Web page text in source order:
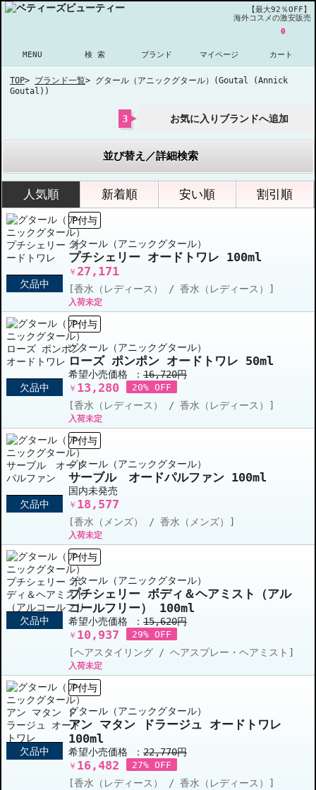
【最大92％OFF】
海外コスメの激安販売
MENU 検 索 ブランド マイページ
0
カート
TOP> ブランド一覧> グタール（アニックグタール）(Goutal (Annick
Goutal))
3 お気に入りブランドへ追加
並び替え／詳細検索
人気順 新着順 安い順 割引順
欠品中
P付与
グタール（アニックグタール）
プチシェリー オードトワレ 100ml
￥ 27,171
[香水（レディース） / 香水（レディース）]
入荷未定
欠品中
P付与
グタール（アニックグタール）
ローズ ポンポン オードトワレ 50ml
希望小売価格 ： 16,720円
￥ 13,280 20% OFF
[香水（レディース） / 香水（レディース）]
入荷未定
欠品中
P付与
グタール（アニックグタール）
サーブル オードパルファン 100ml
国内未発売
￥ 18,577
[香水（メンズ） / 香水（メンズ）]
入荷未定
欠品中
P付与
グタール（アニックグタール）
プチシェリー ボディ＆ヘアミスト（アル
コールフリー） 100ml
希望小売価格 ： 15,620円
￥ 10,937 29% OFF
[ヘアスタイリング / ヘアスプレー・ヘアミスト]
入荷未定
欠品中
P付与
グタール（アニックグタール）
アン マタン ドラージュ オードトワレ
100ml
希望小売価格 ： 22,770円
￥ 16,482 27% OFF
[香水（レディース） / 香水（レディース）]